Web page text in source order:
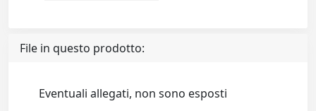
File in questo prodotto:
Eventuali allegati, non sono esposti